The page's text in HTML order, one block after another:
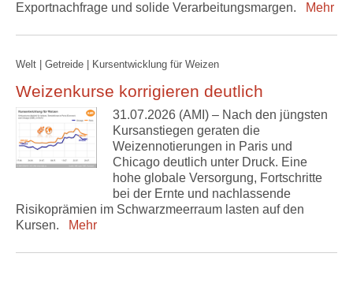
Exportnachfrage und solide Verarbeitungsmargen.
Mehr
Welt | Getreide | Kursentwicklung für Weizen
Weizenkurse korrigieren deutlich
31.07.2026 (AMI) – Nach den jüngsten
Kursanstiegen geraten die
Weizennotierungen in Paris und
Chicago deutlich unter Druck. Eine
hohe globale Versorgung, Fortschritte
bei der Ernte und nachlassende
Risikoprämien im Schwarzmeerraum lasten auf den
Kursen.
Mehr